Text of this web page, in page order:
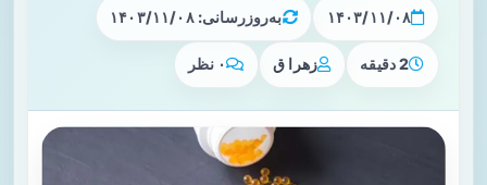
۱۴۰۳/۱۱/۰۸ به‌روزرسانی: ۱۴۰۳/۱۱/۰۸
2 دقیقه زهرا ق ۰ نظر